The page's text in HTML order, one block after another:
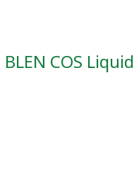
BLEN COS Liquid